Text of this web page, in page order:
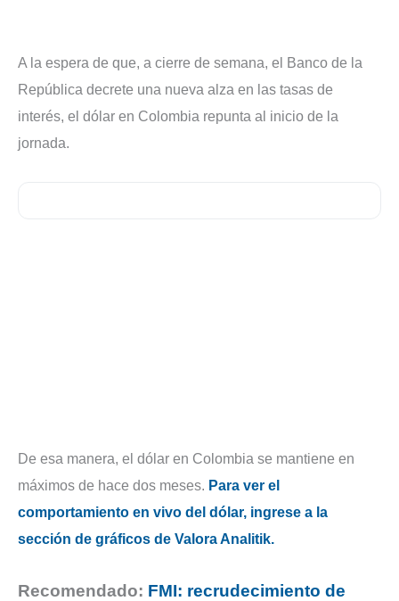
A la espera de que, a cierre de semana, el Banco de la
República decrete una nueva alza en las tasas de
interés, el dólar en Colombia repunta al inicio de la
jornada.
De esa manera, el dólar en Colombia se mantiene en
máximos de hace dos meses. Para ver el
comportamiento en vivo del dólar, ingrese a la
sección de gráficos de Valora Analitik.
Recomendado: FMI: recrudecimiento de